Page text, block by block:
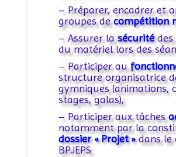
– Préparer, encadrer et
groupes decompétition
– Assurer lasécuritédes
du matériel lors des
– Participer au
structure organisatrice
gymniques (animations,
stages, galas),
– Participer aux tâches
notamment par la
dossier « Projet » dans le
BPJEPS